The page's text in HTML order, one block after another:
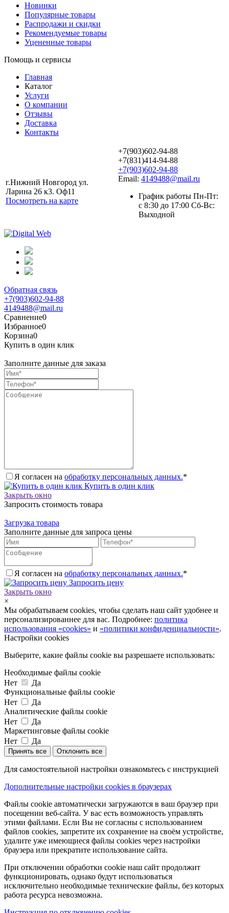
Новинки
Популярные товары
Распродажи и скидки
Рекомендуемые товары
Уцененные товары
Помощь и сервисы
Главная
Каталог
Услуги
О компании
Отзывы
Доставка
Контакты
г.Нижний Новгород ул.
Ларина 26 к3. Оф11
Посмотреть на карте
+7(903)602-94-88
+7(831)414-94-88
+7(903)602-94-88
Email: 4149488@mail.ru
График работы Пн-Пт:
с 8:30 до 17:00 Сб-Вс:
Выходной
Обратная связь
+7(903)602-94-88
4149488@mail.ru
Сравнение0
Избранное0
Корзина0
Купить в один клик
Заполните данные для заказа
Я согласен на обработку персональных данных.*
Купить в один клик
Закрыть окно
Запросить стоимость товара
Загрузка товара
Заполните данные для запроса цены
Я согласен на обработку персональных данных.*
Запросить цену
Закрыть окно
×
Мы обрабатываем cookies, чтобы сделать наш сайт удобнее и
персонализированнее для вас. Подробнее: политика
использования «cookies» и «политики конфиденциальности».
Настройки cookies
Выберите, какие файлы cookie вы разрешаете использовать:
Необходимые файлы cookie
Нет
Да
Функциональные файлы cookie
Нет
Да
Аналитические файлы cookie
Нет
Да
Маркетинговые файлы cookie
Нет
Да
Принять все Отклонить все
Для самостоятельной настройки ознакомьтесь с инструкцией
Дополнительные настройки cookies в браузерах
Файлы cookie автоматически загружаются в ваш браузер при
посещении веб-сайта. У вас есть возможность управлять
этими файлами. Если Вы не согласны с использованием
файлов cookies, запретите их сохранение на своём устройстве,
удалите уже имеющиеся файлы cookies через настройки
браузера или прекратите использование сайта.
При отключении обработки cookie наш сайт продолжит
функционировать, однако будут использоваться
исключительно необходимые технические файлы, без которых
работа ресурса невозможна.